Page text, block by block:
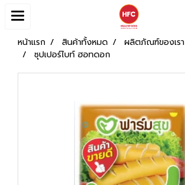
หน้าแรก สินค้าทั้งหมด ผลิตภัณฑ์ของเรา
ซุปเปอร์ไบท์ ฮอทดอก